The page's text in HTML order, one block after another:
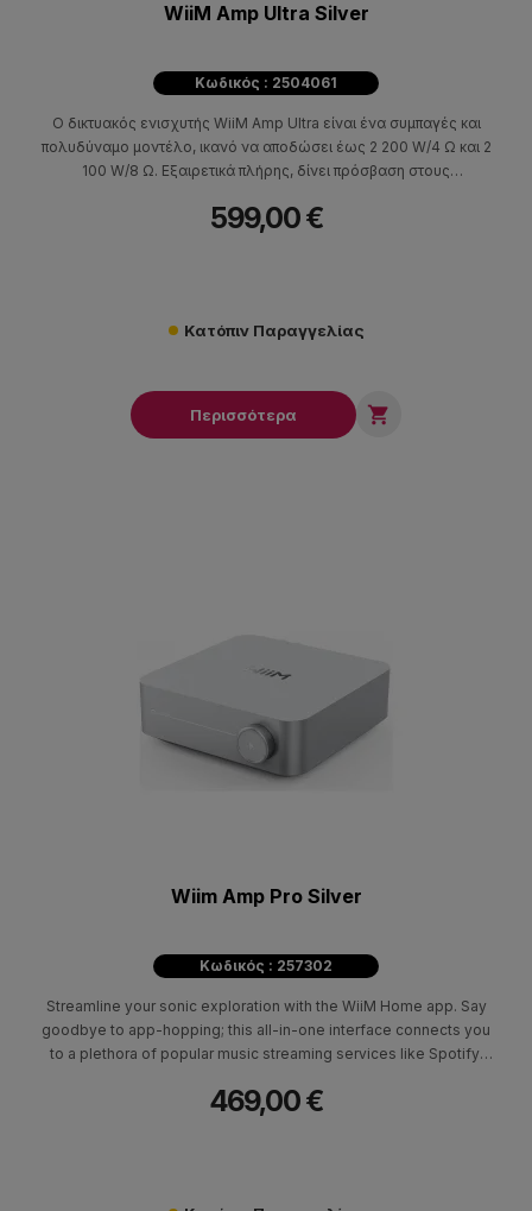
WiiM Amp Ultra Silver
Κωδικός : 2504061
Ο δικτυακός ενισχυτής WiiM Amp Ultra είναι ένα συμπαγές και
πολυδύναμο μοντέλο, ικανό να αποδώσει έως 2 200 W/4 Ω και 2
100 W/8 Ω. Εξαιρετικά πλήρης, δίνει πρόσβαση στους
Amazon Music, Spotify κ.ά.), ενώ δέχεται ήχο και μέσω
599,00 €
Κατόπιν Παραγγελίας
Περισσότερα 
Wiim Amp Pro Silver
Κωδικός : 257302
Streamline your sonic exploration with the WiiM Home app. Say
goodbye to app-hopping; this all-in-one interface connects you
to a plethora of popular music streaming services like Spotify,
TuneIn, Deezer, and more.
469,00 €